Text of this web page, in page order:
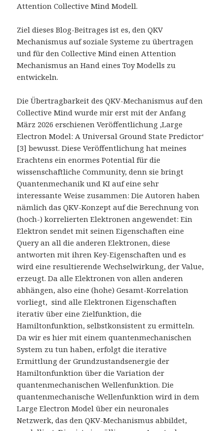
Attention Collective Mind Modell.
Ziel dieses Blog-Beitrages ist es, den QKV
Mechanismus auf soziale Systeme zu übertragen
und für den Collective Mind einen Attention
Mechanismus an Hand eines Toy Modells zu
entwickeln.
Die Übertragbarkeit des QKV-Mechanismus auf den
Collective Mind wurde mir erst mit der Anfang
März 2026 erschienen Veröffentlichung ‚Large
Electron Model: A Universal Ground State Predictor‘
[3] bewusst. Diese Veröffentlichung hat meines
Erachtens ein enormes Potential für die
wissenschaftliche Community, denn sie bringt
Quantenmechanik und KI auf eine sehr
interessante Weise zusammen: Die Autoren haben
nämlich das QKV-Konzept auf die Berechnung von
(hoch-) korrelierten Elektronen angewendet: Ein
Elektron sendet mit seinen Eigenschaften eine
Query an all die anderen Elektronen, diese
antworten mit ihren Key-Eigenschaften und es
wird eine resultierende Wechselwirkung, der Value,
erzeugt. Da alle Elektronen von allen anderen
abhängen, also eine (hohe) Gesamt-Korrelation
vorliegt, sind alle Elektronen Eigenschaften
iterativ über eine Zielfunktion, die
Hamiltonfunktion, selbstkonsistent zu ermitteln.
Da wir es hier mit einem quantenmechanischen
System zu tun haben, erfolgt die iterative
Ermittlung der Grundzustandsenergie der
Hamiltonfunktion über die Variation der
quantenmechanischen Wellenfunktion. Die
quantenmechanische Wellenfunktion wird in dem
Large Electron Model über ein neuronales
Netzwerk, das den QKV-Mechanismus abbildet,